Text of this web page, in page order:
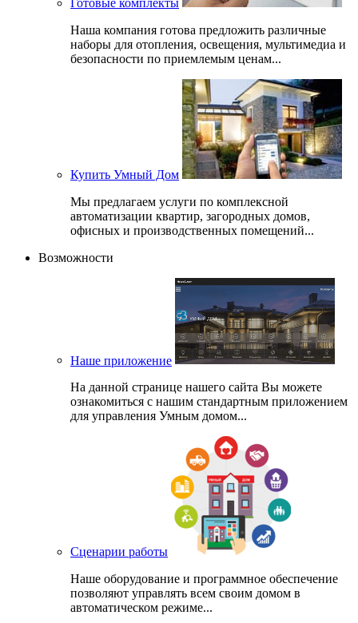
Наша компания готова предложить различные
наборы для отопления, освещения, мультимедиа и
безопасности по приемлемым ценам...
Купить Умный Дом
Мы предлагаем услуги по комплексной
автоматизации квартир, загородных домов,
офисных и производственных помещений...
Возможности
Наше приложение
На данной странице нашего сайта Вы можете
ознакомиться с нашим стандартным приложением
для управления Умным домом...
Сценарии работы
Наше оборудование и программное обеспечение
позволяют управлять всем своим домом в
автоматическом режиме...